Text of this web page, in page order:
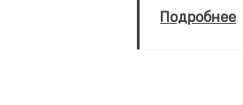
Подробнее